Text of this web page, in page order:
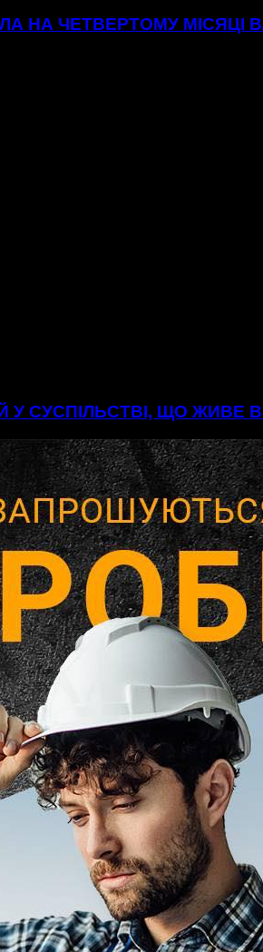
НА ЧЕТВЕРТОМУ МІСЯЦІ
У СУСПІЛЬСТВІ, ЩО ЖИВЕ